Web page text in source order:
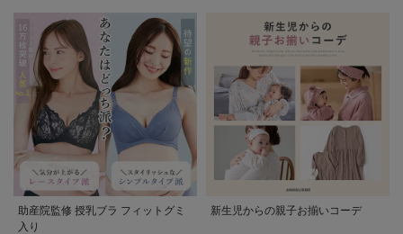
助産院監修 授乳ブラ フィットグミ
入り
新生児からの親子お揃いコーデ